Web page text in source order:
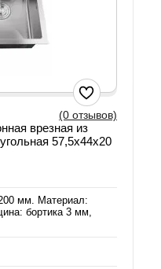
(0 отзывов)
врезная из
57,5х44х20
мм. Материал:
бортика 3 мм,